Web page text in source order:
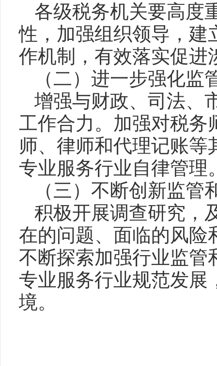
各级税务机关要高度
性，加强组织领导，建
作机制，有效落实促进
（二）进一步强化监
增强与财政、司法、
工作合力。加强对税务
师、律师和代理记账
专业服务行业自律管理
（三）不断创新监管
积极开展调查研究，
在的问题、面临的风险
不断探索加强行业监管
专业服务行业规范发展
境。